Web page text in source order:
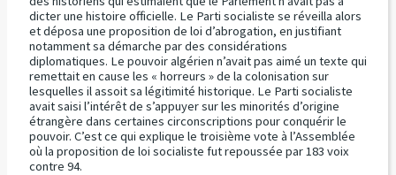
dicter une histoire officielle. Le Parti socialiste se réveilla alors
et déposa une proposition de loi d’abrogation, en justifiant
notamment sa démarche par des considérations
diplomatiques. Le pouvoir algérien n’avait pas aimé un texte qui
remettait en cause les « horreurs » de la colonisation sur
lesquelles il assoit sa légitimité historique. Le Parti socialiste
avait saisi l’intérêt de s’appuyer sur les minorités d’origine
étrangère dans certaines circonscriptions pour conquérir le
pouvoir. C’est ce qui explique le troisième vote à l’Assemblée
où la proposition de loi socialiste fut repoussée par 183 voix
contre 94.